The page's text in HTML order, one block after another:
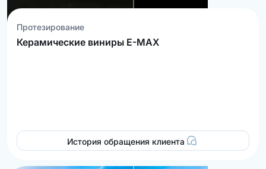
Протезирование
Керамические виниры E-MAX
История обращения клиента